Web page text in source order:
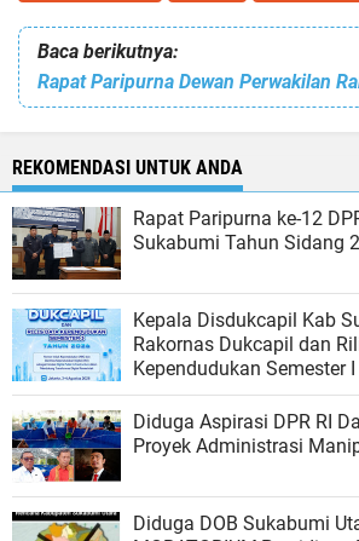
Baca berikutnya:
REKOMENDASI UNTUK ANDA
Rapat Paripurna ke-12
Sukabumi Tahun Sidang
Kepala Disdukcapil Kab
Rakornas Dukcapil dan
Kependudukan Semester
Diduga Aspirasi DPR RI
Proyek Administrasi
Diduga DOB Sukabumi